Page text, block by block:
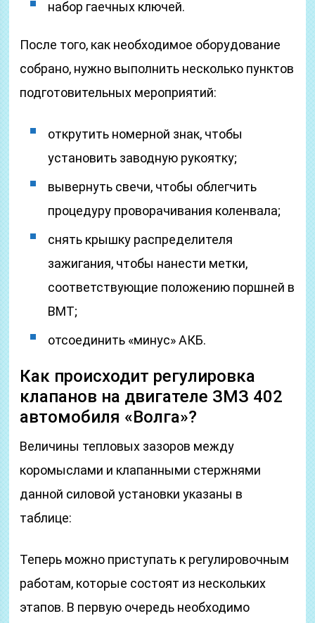
набор гаечных ключей.
После того, как необходимое оборудование
собрано, нужно выполнить несколько пунктов
подготовительных мероприятий:
открутить номерной знак, чтобы
установить заводную рукоятку;
вывернуть свечи, чтобы облегчить
процедуру проворачивания коленвала;
снять крышку распределителя
зажигания, чтобы нанести метки,
соответствующие положению поршней в
ВМТ;
отсоединить «минус» АКБ.
Как происходит регулировка
клапанов на двигателе ЗМЗ 402
автомобиля «Волга»?
Величины тепловых зазоров между
коромыслами и клапанными стержнями
данной силовой установки указаны в
таблице:
Теперь можно приступать к регулировочным
работам, которые состоят из нескольких
этапов. В первую очередь необходимо